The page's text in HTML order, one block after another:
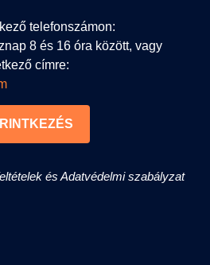
telefonszámon:
8 és 16 óra között, vagy
címre:
és Adatvédelmi szabályzat